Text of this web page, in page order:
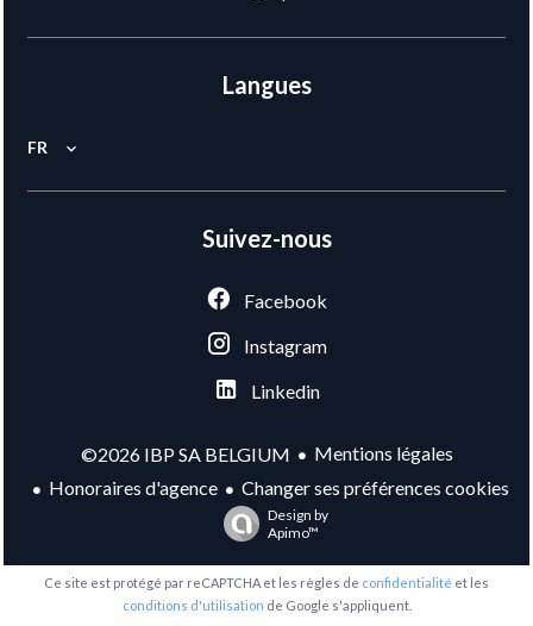
Langues
FR
Suivez-nous
Facebook
Instagram
Linkedin
©2026 IBP SA BELGIUM
Mentions légales
Honoraires d'agence
Changer ses préférences cookies
Design by
Apimo™
Ce site est protégé par reCAPTCHA et les règles de confidentialité et les
conditions d'utilisation de Google s'appliquent.